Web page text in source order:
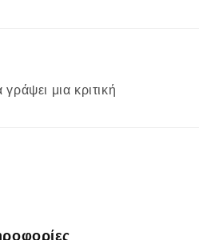
μια κριτική